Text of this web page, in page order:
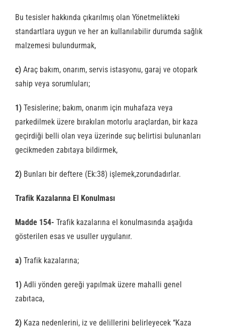
Bu tesisler hakkında çıkarılmış olan Yönetmelikteki
standartlara uygun ve her an kullanılabilir durumda sağlık
malzemesi bulundurmak,
c) Araç bakım, onarım, servis istasyonu, garaj ve otopark
sahip veya sorumluları;
1) Tesislerine; bakım, onarım için muhafaza veya
parkedilmek üzere bırakılan motorlu araçlardan, bir kaza
geçirdiği belli olan veya üzerinde suç belirtisi bulunanları
gecikmeden zabıtaya bildirmek,
2) Bunları bir deftere (Ek:38) işlemek,zorundadırlar.
Trafik Kazalarına El Konulması
Madde 154- Trafik kazalarına el konulmasında aşağıda
gösterilen esas ve usuller uygulanır.
a) Trafik kazalarına;
1) Adli yönden gereği yapılmak üzere mahalli genel
zabıtaca,
2) Kaza nedenlerini, iz ve delillerini belirleyecek “Kaza